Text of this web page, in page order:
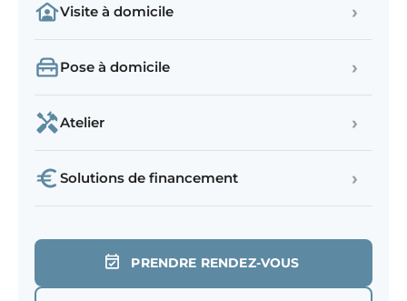
Visite à domicile ›
Pose à domicile ›
Atelier ›
Solutions de financement ›
PRENDRE RENDEZ-VOUS